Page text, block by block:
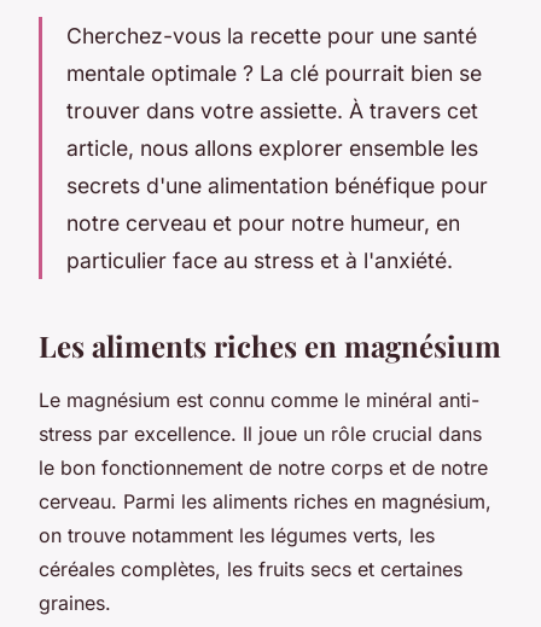
Cherchez-vous la recette pour une santé
mentale optimale ? La clé pourrait bien se
trouver dans votre assiette. À travers cet
article, nous allons explorer ensemble les
secrets d'une alimentation bénéfique pour
notre cerveau et pour notre humeur, en
particulier face au stress et à l'anxiété.
Les aliments riches en magnésium
Le magnésium est connu comme le minéral anti-
stress par excellence. Il joue un rôle crucial dans
le bon fonctionnement de notre corps et de notre
cerveau. Parmi les aliments riches en magnésium,
on trouve notamment les légumes verts, les
céréales complètes, les fruits secs et certaines
graines.